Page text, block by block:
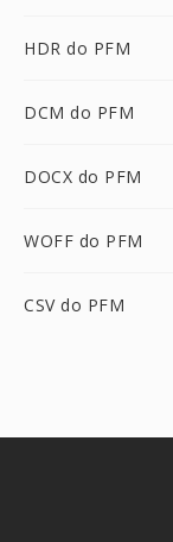
HDR do PFM
DCM do PFM
DOCX do PFM
WOFF do PFM
CSV do PFM